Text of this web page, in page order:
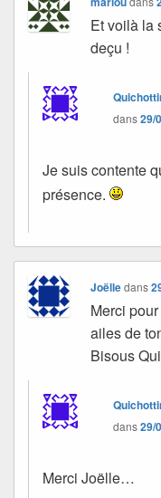
Et voilà la
deçu !
dans29/
Je suis contente
présence.
Joëlledans
Merci
ailes de
Bisous
dans29/
Merci Joëlle…